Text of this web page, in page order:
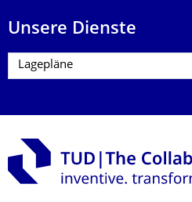
Unsere Dienste